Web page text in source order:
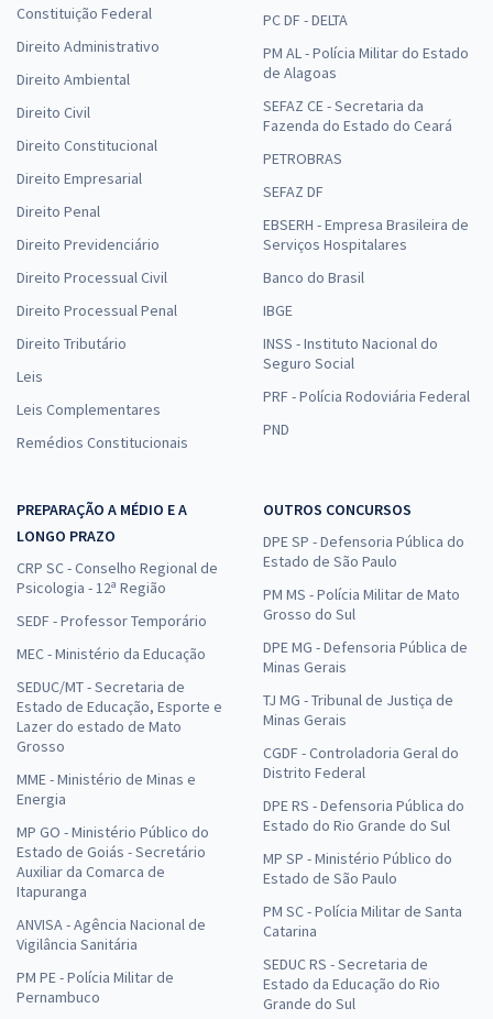
Constituição Federal
Direito Administrativo
Direito Ambiental
Direito Civil
Direito Constitucional
Direito Empresarial
Direito Penal
Direito Previdenciário
Direito Processual Civil
Direito Processual Penal
Direito Tributário
Leis
Leis Complementares
Remédios Constitucionais
PC DF - DELTA
PM AL - Polícia Militar do Estado
de Alagoas
SEFAZ CE - Secretaria da
Fazenda do Estado do Ceará
PETROBRAS
SEFAZ DF
EBSERH - Empresa Brasileira de
Serviços Hospitalares
Banco do Brasil
IBGE
INSS - Instituto Nacional do
Seguro Social
PRF - Polícia Rodoviária Federal
PND
PREPARAÇÃO A MÉDIO E A
LONGO PRAZO
CRP SC - Conselho Regional de
Psicologia - 12ª Região
SEDF - Professor Temporário
MEC - Ministério da Educação
SEDUC/MT - Secretaria de
Estado de Educação, Esporte e
Lazer do estado de Mato
Grosso
MME - Ministério de Minas e
Energia
MP GO - Ministério Público do
Estado de Goiás - Secretário
Auxiliar da Comarca de
Itapuranga
ANVISA - Agência Nacional de
Vigilância Sanitária
PM PE - Polícia Militar de
Pernambuco
OUTROS CONCURSOS
DPE SP - Defensoria Pública do
Estado de São Paulo
PM MS - Polícia Militar de Mato
Grosso do Sul
DPE MG - Defensoria Pública de
Minas Gerais
TJ MG - Tribunal de Justiça de
Minas Gerais
CGDF - Controladoria Geral do
Distrito Federal
DPE RS - Defensoria Pública do
Estado do Rio Grande do Sul
MP SP - Ministério Público do
Estado de São Paulo
PM SC - Polícia Militar de Santa
Catarina
SEDUC RS - Secretaria de
Estado da Educação do Rio
Grande do Sul